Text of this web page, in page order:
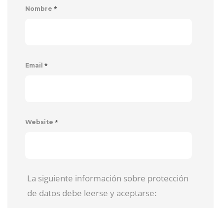
Nombre *
Email *
Website *
La siguiente información sobre protección
de datos debe leerse y aceptarse: